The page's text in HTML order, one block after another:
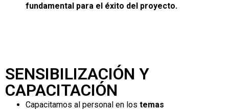
fundamental para el éxito del proyecto.
SENSIBILIZACIÓN Y
CAPACITACIÓN
Capacitamos al personal en los temas